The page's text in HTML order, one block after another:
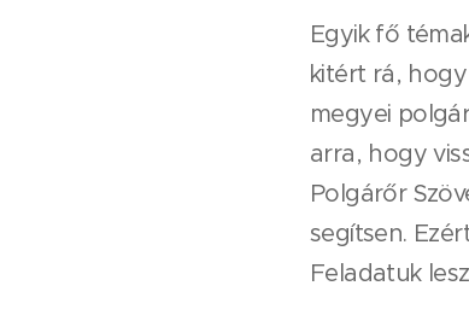
Egyik fő
kitért rá,
megyei
arra, hogy
Polgárőr
segítsen.
Feladatuk